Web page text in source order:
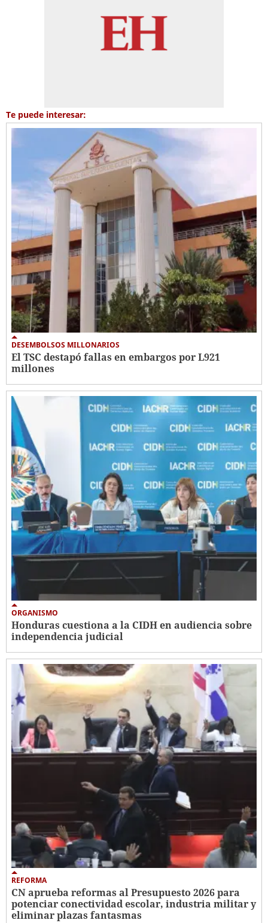
Te puede interesar:
DESEMBOLSOS MILLONARIOS
El TSC destapó fallas en embargos por L921
millones
ORGANISMO
Honduras cuestiona a la CIDH en audiencia sobre
independencia judicial
REFORMA
CN aprueba reformas al Presupuesto 2026 para
potenciar conectividad escolar, industria militar y
eliminar plazas fantasmas